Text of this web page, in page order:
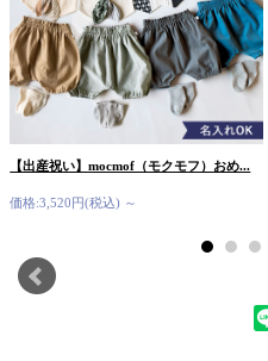
【出産祝い】mocmof（モクモフ）おめ...
価格:3,520円(税込) ～